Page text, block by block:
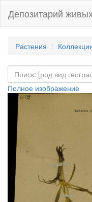
Депозитарий
Растения
Полное изображение